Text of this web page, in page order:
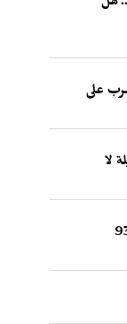
هل
على
لا
93,655